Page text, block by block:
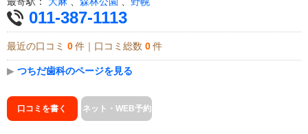
011-387-1113
最近の口コミ 0 件｜口コミ総数 0 件
▶ つちだ歯科のページを見る
口コミを書く ネット・WEB予約